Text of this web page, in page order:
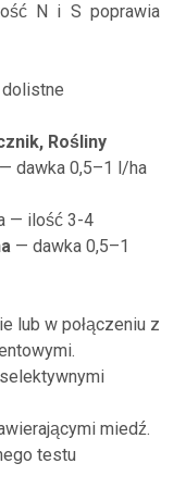
N i S poprawia
Rośliny
— dawka 0,5–1 l/ha
— ilość 3-4
— dawka 0,5–1
lub w połączeniu z
miedź.
testu